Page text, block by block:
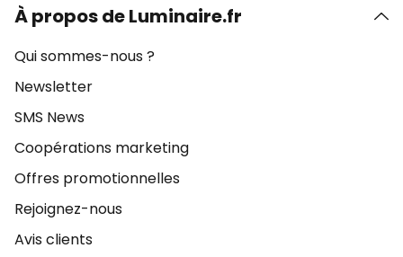
À propos de Luminaire.fr
Qui sommes-nous ?
Newsletter
SMS News
Coopérations marketing
Offres promotionnelles
Rejoignez-nous
Avis clients